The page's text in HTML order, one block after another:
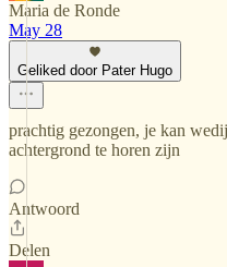
Maria de Ronde
May 28
Geliked door Pater Hugo
prachtig gezongen, je kan
achtergrond te horen zijn
Antwoord
Delen